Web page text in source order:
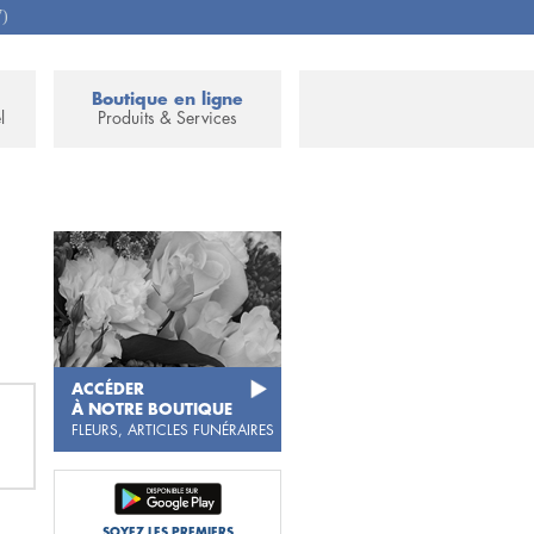
Boutique en ligne
Produits & Services
ACCÉDER
À NOTRE BOUTIQUE
FLEURS, ARTICLES FUNÉRAIRES